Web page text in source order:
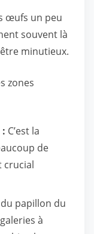
œufs un peu
souvent là
minutieux.
zones
C’est la
de
crucial
papillon du
à